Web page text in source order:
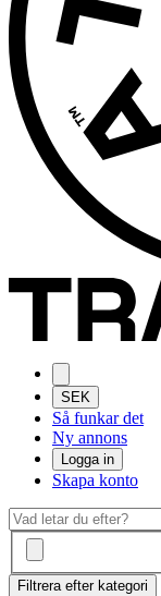
SEK
Så funkar det
Ny annons
Logga in
Skapa konto
Filtrera efter kategori